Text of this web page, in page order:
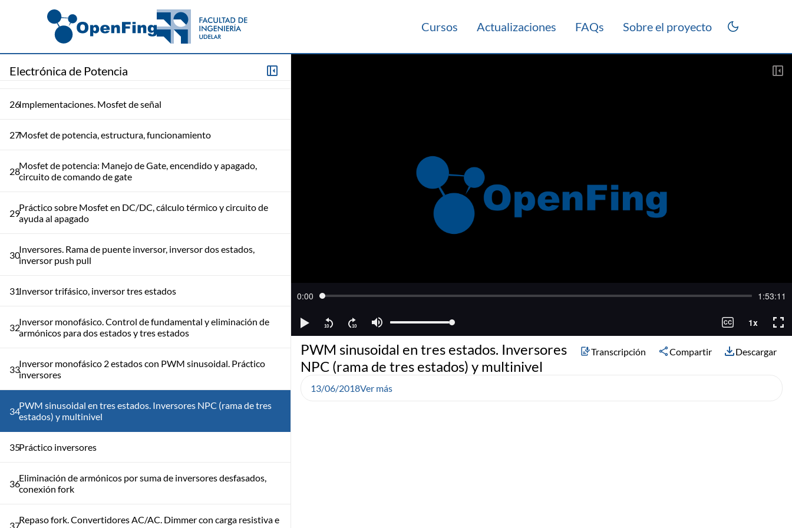
Cursos Actualizaciones FAQs Sobre el proyecto
Electrónica de Potencia
Apagado del tiristor. Llaves apagables. Carga inductiva
clampeada
25implementaciones: GTO, BJT, Mosfet
26Implementaciones. Mosfet de señal
27Mosfet de potencia, estructura, funcionamiento
28Mosfet de potencia: Manejo de Gate, encendido y apagado,
circuito de comando de gate
29Práctico sobre Mosfet en DC/DC, cálculo térmico y circuito de
ayuda al apagado
30Inversores. Rama de puente inversor, inversor dos estados,
inversor push pull
31Inversor trifásico, inversor tres estados
32Inversor monofásico. Control de fundamental y eliminación de
armónicos para dos estados y tres estados
33Inversor monofásico 2 estados con PWM sinusoidal. Práctico
inversores
34PWM sinusoidal en tres estados. Inversores NPC (rama de tres
estados) y multinivel
35Práctico inversores
36Eliminación de armónicos por suma de inversores desfasados,
conexión fork
37Repaso fork. Convertidores AC/AC. Dimmer con carga resistiva e
PWM sinusoidal en tres estados. Inversores
NPC (rama de tres estados) y multinivel
Transcripción Compartir Descargar
13/06/2018Ver más